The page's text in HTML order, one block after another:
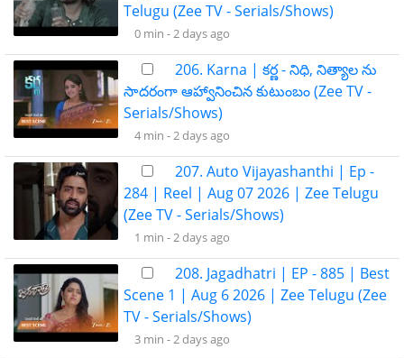
Telugu (Zee TV - Serials/Shows)
0 min -2 days ago
206. Karna | కర్ణ - నిధి, నిత్యాల ను
సాదరంగా ఆహ్వానించిన కుటుంబం (Zee TV -
Serials/Shows)
4 min -2 days ago
207. Auto Vijayashanthi | Ep -
284 | Reel | Aug 07 2026 | Zee Telugu
(Zee TV - Serials/Shows)
1 min -2 days ago
208. Jagadhatri | EP - 885 | Best
Scene 1 | Aug 6 2026 | Zee Telugu (Zee
TV - Serials/Shows)
3 min -2 days ago